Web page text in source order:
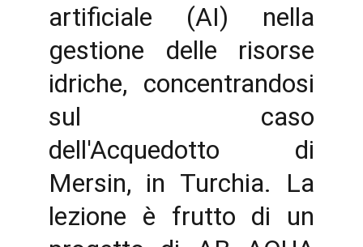
artificiale (AI) nella
gestione delle risorse
idriche, concentrandosi
sul caso
dell'Acquedotto di
Mersin, in Turchia. La
lezione è frutto di un